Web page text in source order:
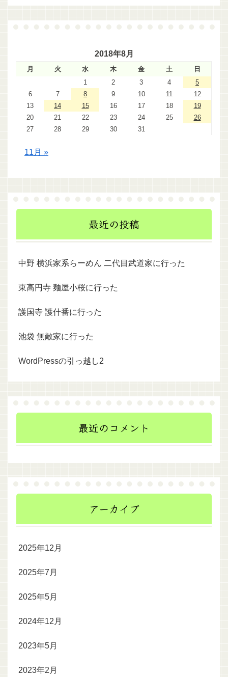
2018年8月
月 火 水 木 金 土
日
1
2 3 4
5
6
7 8 9 10 11
12
13
14 15 16 17 18
19
20
21 22 23 24 25
26
27
28 29 30 31
11月 »
最近の投稿
中野 横浜家系らーめん 二代目武道家に行った
東高円寺 麺屋小桜に行った
護国寺 護什番に行った
池袋 無敵家に行った
WordPressの引っ越し2
最近のコメント
アーカイブ
2025年12月
2025年7月
2025年5月
2024年12月
2023年5月
2023年2月